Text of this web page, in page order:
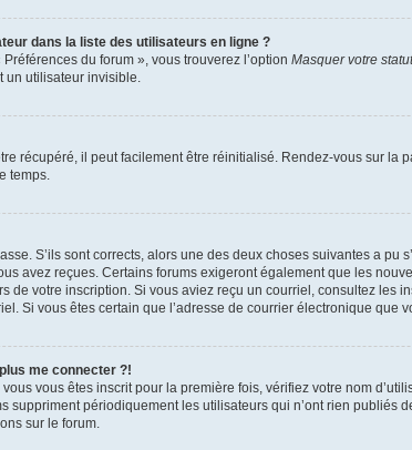
dans la liste des utilisateurs en ligne ?
du forum », vous trouverez l’option Masquer votre
un utilisateur invisible.
récupéré, il peut facilement être réinitialisé. Rendez-vous sur la
temps.
S’ils sont corrects, alors une des deux choses suivantes a
avez reçues. Certains forums exigeront également que les
de votre inscription. Si vous aviez reçu un courriel, consultez
Si vous êtes certain que l’adresse de courrier électronique que
me connecter ?!
vous êtes inscrit pour la première fois, vérifiez votre nom
périodiquement les utilisateurs qui n’ont rien
sur le forum.